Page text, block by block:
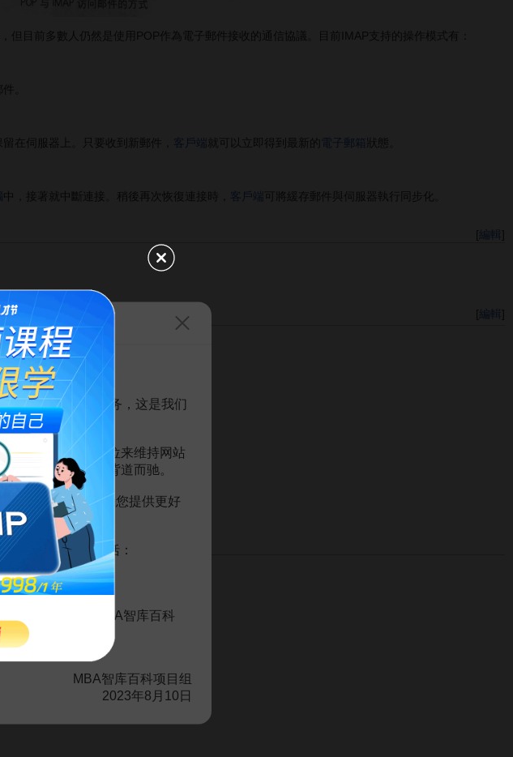
但目前多數人仍然是使用POP作為電子郵件接收的通信協議。目前IMAP支持的操作模式有：
。
伺服器上。只要收到新郵件， 客戶端 就可以立即得到最新的 電子郵箱 狀態。
中，接著就中斷連接。稍後再次恢復連接時， 客戶端 可將緩存郵件與伺服器執行同步化。
[編輯
[編輯
.中國水利水電出版社,2010.03.
投訴舉報 。
的一封信
大家提供知识服务，这是我们
靠不断增加广告位来维持网站
也与我们的初衷背道而驰。
收费制度，以便为您提供更好
），您的权益将包括：
。诚邀您加入MBA智库百科
步！
MBA智库百科项目组
2023年8月10日